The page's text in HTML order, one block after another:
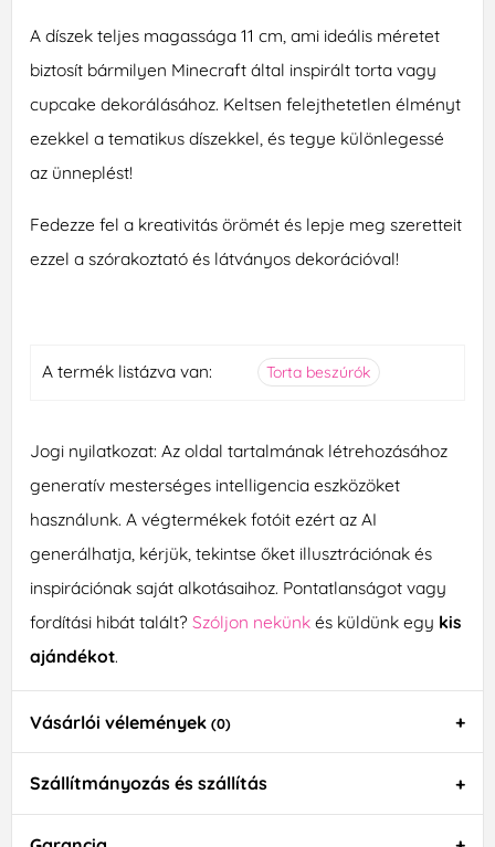
A díszek teljes magassága 11 cm, ami ideális méretet
biztosít bármilyen Minecraft által inspirált torta vagy
cupcake dekorálásához. Keltsen felejthetetlen élményt
ezekkel a tematikus díszekkel, és tegye különlegessé
az ünneplést!
Fedezze fel a kreativitás örömét és lepje meg szeretteit
ezzel a szórakoztató és látványos dekorációval!
A termék listázva van: Torta beszúrók
Jogi nyilatkozat: Az oldal tartalmának létrehozásához
generatív mesterséges intelligencia eszközöket
használunk. A végtermékek fotóit ezért az AI
generálhatja, kérjük, tekintse őket illusztrációnak és
inspirációnak saját alkotásaihoz. Pontatlanságot vagy
fordítási hibát talált? Szóljon nekünkés küldünk egy kis
ajándékot.
Vásárlói vélemények (0)
Szállítmányozás és szállítás